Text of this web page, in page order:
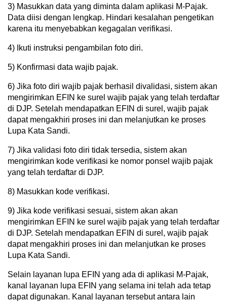
3) Masukkan data yang diminta dalam aplikasi M-Pajak.
Data diisi dengan lengkap. Hindari kesalahan pengetikan
karena itu menyebabkan kegagalan verifikasi.
4) Ikuti instruksi pengambilan foto diri.
5) Konfirmasi data wajib pajak.
6) Jika foto diri wajib pajak berhasil divalidasi, sistem akan
mengirimkan EFIN ke surel wajib pajak yang telah terdaftar
di DJP. Setelah mendapatkan EFIN di surel, wajib pajak
dapat mengakhiri proses ini dan melanjutkan ke proses
Lupa Kata Sandi.
7) Jika validasi foto diri tidak tersedia, sistem akan
mengirimkan kode verifikasi ke nomor ponsel wajib pajak
yang telah terdaftar di DJP.
8) Masukkan kode verifikasi.
9) Jika kode verifikasi sesuai, sistem akan akan
mengirimkan EFIN ke surel wajib pajak yang telah terdaftar
di DJP. Setelah mendapatkan EFIN di surel, wajib pajak
dapat mengakhiri proses ini dan melanjutkan ke proses
Lupa Kata Sandi.
Selain layanan lupa EFIN yang ada di aplikasi M-Pajak,
kanal layanan lupa EFIN yang selama ini telah ada tetap
dapat digunakan. Kanal layanan tersebut antara lain